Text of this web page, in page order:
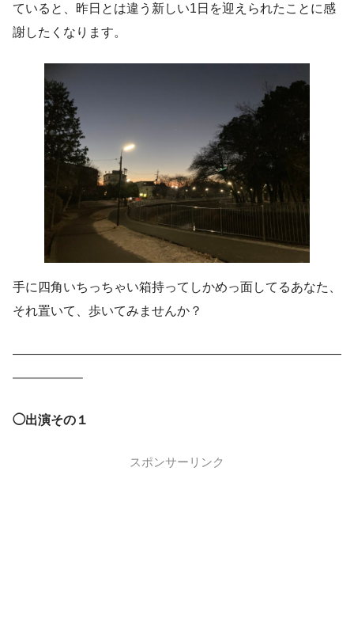
ていると、昨日とは違う新しい1日を迎えられたことに感
謝したくなります。
手に四角いちっちゃい箱持ってしかめっ面してるあなた、
それ置いて、歩いてみませんか？
——————————————————————————
—————–
◯出演その１
スポンサーリンク